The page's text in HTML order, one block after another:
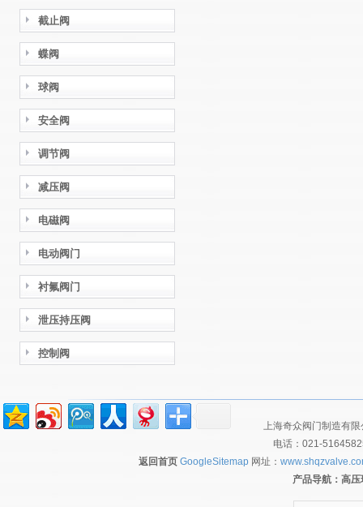
截止阀
蝶阀
球阀
安全阀
调节阀
减压阀
电磁阀
电动阀门
衬氟阀门
泄压持压阀
控制阀
上海奇众阀门制造有
电话：021-
返回首页 GoogleSitemap 网址：
产品导航： 高压